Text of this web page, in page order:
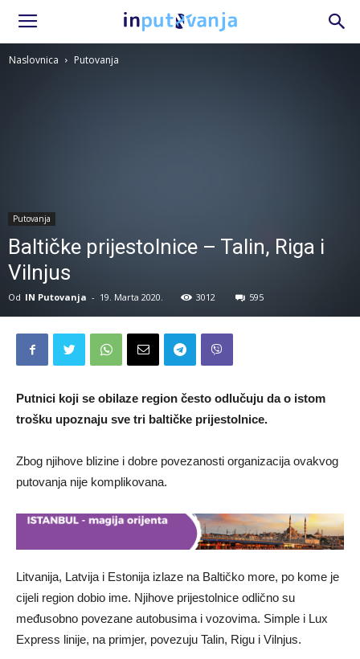
Naslovnica Putovanja
Putovanja
Baltičke prijestolnice – Talin, Riga i
Vilnjus
Od IN Putovanja - 19. Marta 2020. 3012 595
Putnici koji se obilaze region često odlučuju da o istom
trošku upoznaju sve tri baltičke prijestolnice.
Zbog njihove blizine i dobre povezanosti organizacija ovakvog
putovanja nije komplikovana.
Litvanija, Latvija i Estonija izlaze na Baltičko more, po kome je
cijeli region dobio ime. Njihove prijestolnice odlično su
međusobno povezane autobusima i vozovima. Simple i Lux
Express linije, na primjer, povezuju Talin, Rigu i Vilnjus.